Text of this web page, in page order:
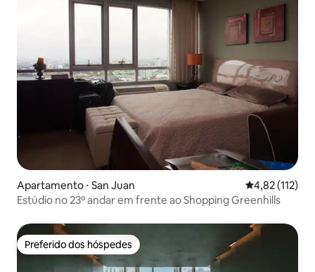
Apartamento ⋅ San Juan 4,82 de uma
4,82 (112)
Estúdio no 23º andar em frente ao Shopping Greenhills
Preferido dos hóspedes
Preferido dos hóspedes